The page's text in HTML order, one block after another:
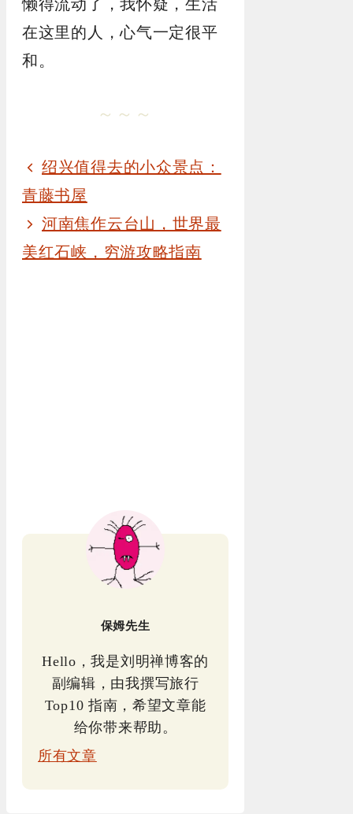
懒得流动了，我怀疑，生活
在这里的人，心气一定很平
和。
～～～
绍兴值得去的小众景点：
青藤书屋
河南焦作云台山，世界最
美红石峡，穷游攻略指南
保姆先生
Hello，我是刘明禅博客的
副编辑，由我撰写旅行
Top10 指南，希望文章能
给你带来帮助。
所有文章